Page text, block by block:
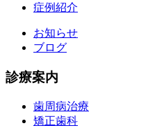
症例紹介
お知らせ
ブログ
診療案内
歯周病治療
矯正歯科